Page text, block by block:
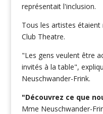
représentait l'inclusion.
Tous les artistes
Club Theatre.
"Les gens veulent être
invités à la table",
Neuschwander-Frink.
"Découvrez ce que
Mme Neuschwander-